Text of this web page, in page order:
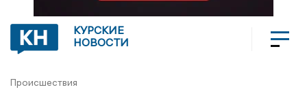
КУРСКИЕ
НОВОСТИ
Происшествия